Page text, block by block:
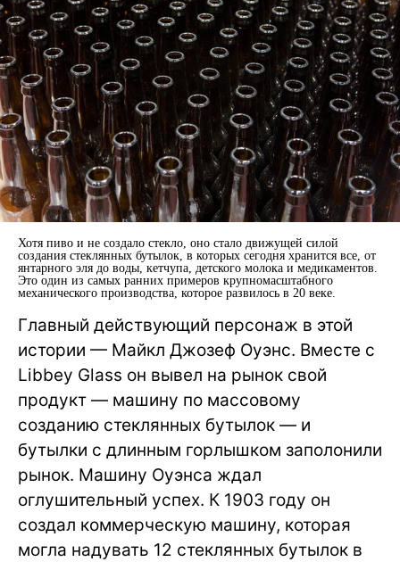
Хотя пиво и не создало стекло, оно стало движущей силой
создания стеклянных бутылок, в которых сегодня хранится все, от
янтарного эля до воды, кетчупа, детского молока и медикаментов.
Это один из самых ранних примеров крупномасштабного
механического производства, которое развилось в 20 веке.
Главный действующий персонаж в этой
истории — Майкл Джозеф Оуэнс. Вместе с
Libbey Glass он вывел на рынок свой
продукт — машину по массовому
созданию стеклянных бутылок — и
бутылки с длинным горлышком заполонили
рынок. Машину Оуэнса ждал
оглушительный успех. К 1903 году он
создал коммерческую машину, которая
могла надувать 12 стеклянных бутылок в